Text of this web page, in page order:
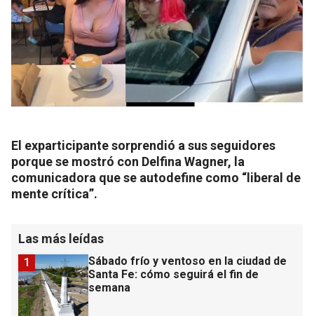
El exparticipante sorprendió a sus seguidores
porque se mostró con Delfina Wagner, la
comunicadora que se autodefine como “liberal de
mente crítica”.
Las más leídas
Sábado frío y ventoso en la ciudad de
Santa Fe: cómo seguirá el fin de
semana
1